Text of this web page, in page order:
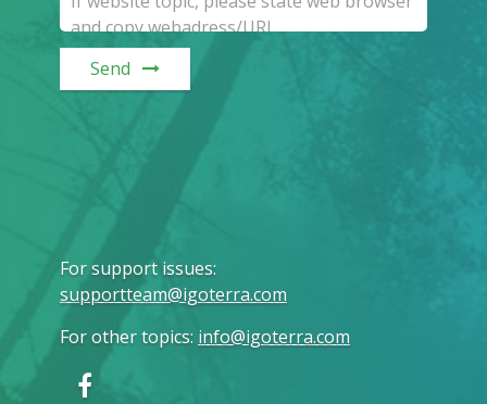
Send
For support issues:
supportteam@igoterra.com
For other topics: info@igoterra.com